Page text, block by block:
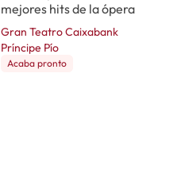
mejores hits de la ópera
Gran Teatro Caixabank
Príncipe Pío
Acaba pronto